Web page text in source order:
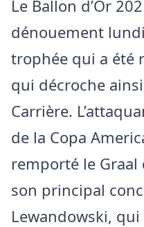
Le Ballon d’Or
dénouement
trophée qui a été
qui décroche
Carrière.
de la Copa
remporté le
son principal
Lewandowski,